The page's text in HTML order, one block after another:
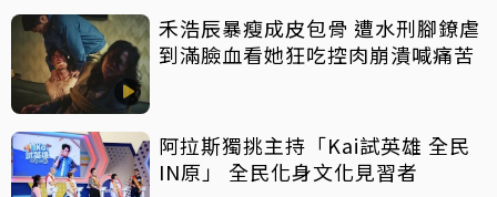
禾浩辰暴瘦成皮包骨 遭水刑腳鐐虐
到滿臉血看她狂吃控肉崩潰喊痛苦
阿拉斯獨挑主持「Kai試英雄 全民
IN原」 全民化身文化見習者